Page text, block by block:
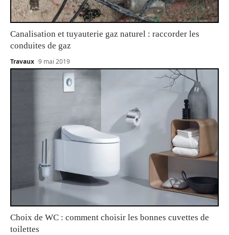
Canalisation et tuyauterie gaz naturel : raccorder les
conduites de gaz
Travaux 9 mai 2019
Choix de WC : comment choisir les bonnes cuvettes de
toilettes